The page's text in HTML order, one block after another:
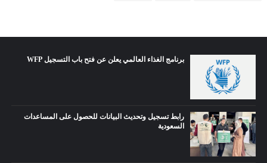
برنامج الغذاء العالمي يعلن عن فتح باب التسجيل WFP
رابط تسجيل وتحديث البيانات للحصول على المساعدات
السعودية